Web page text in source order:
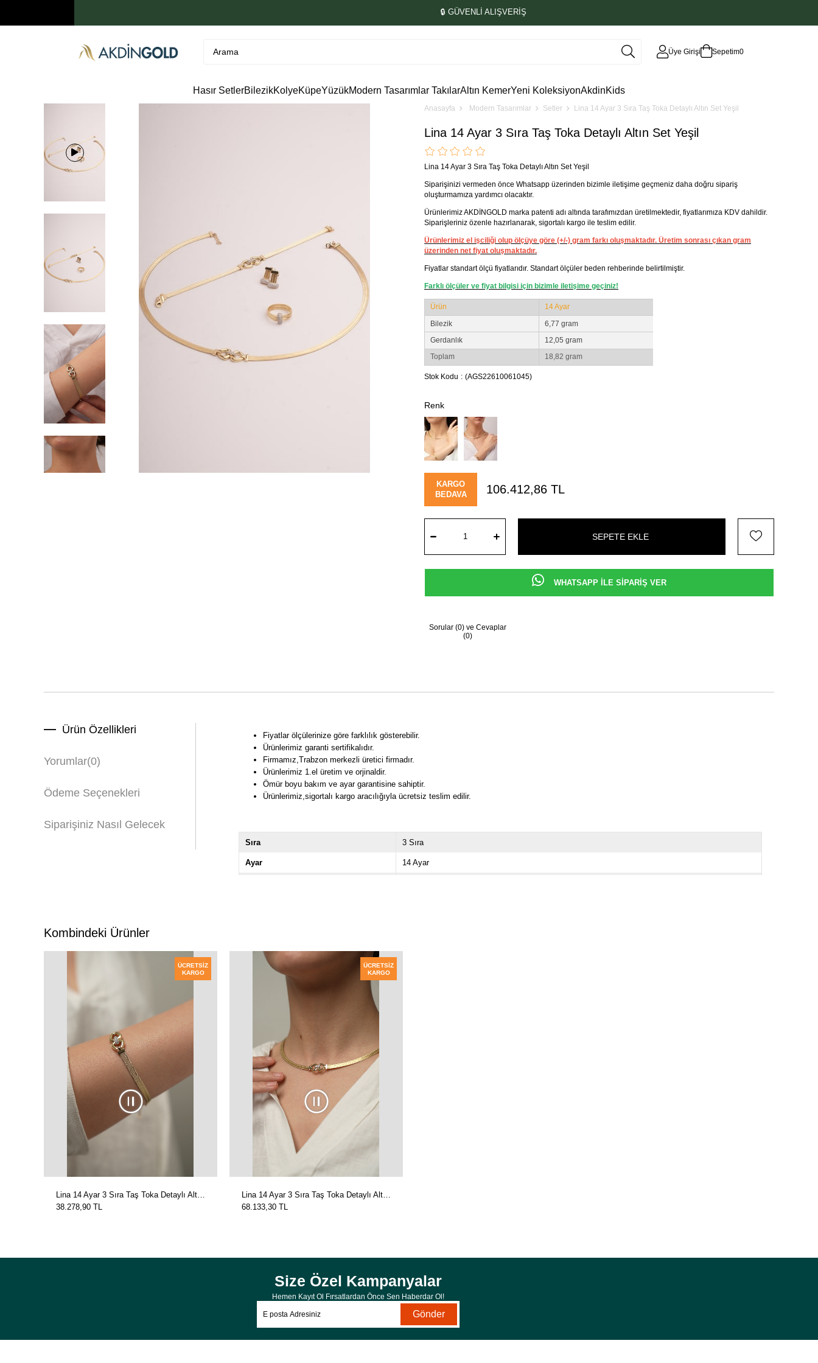
🔒 GÜVENLİ ALIŞVERİŞ
Üye Girişi Sepetim0
Hasır SetlerBilezikKolyeKüpeYüzükModern Tasarımlar TakılarAltın KemerYeni KoleksiyonAkdinKids
Anasayfa Modern Tasarımlar Setler Lina 14 Ayar 3 Sıra Taş Toka Detaylı Altın Set Yeşil
Lina 14 Ayar 3 Sıra Taş Toka Detaylı Altın Set Yeşil
Lina 14 Ayar 3 Sıra Taş Toka Detaylı Altın Set Yeşil
Siparişinizi vermeden önce Whatsapp üzerinden bizimle iletişime geçmeniz daha doğru sipariş
oluşturmamıza yardımcı olacaktır.
Ürünlerimiz AKDİNGOLD marka patenti adı altında tarafımızdan üretilmektedir, fiyatlarımıza KDV dahildir.
Siparişleriniz özenle hazırlanarak, sigortalı kargo ile teslim edilir.
Ürünlerimiz el işciliği olup ölçüye göre (+/-) gram farkı oluşmaktadır. Üretim sonrası çıkan gram
üzerinden net fiyat oluşmaktadır.
Fiyatlar standart ölçü fiyatlarıdır. Standart ölçüler beden rehberinde belirtilmiştir.
Farklı ölçüler ve fiyat bilgisi için bizimle iletişime geçiniz!
Ürün
14 Ayar
Bilezik
6,77 gram
Gerdanlık
12,05 gram
Toplam
18,82 gram
Stok Kodu (AGS22610061045)
KARGO
BEDAVA
106.412,86 TL
WHATSAPP İLE SİPARİŞ VER
Sorular (0) ve Cevaplar
(0)
Ürün Özellikleri
Yorumlar(0)
Ödeme Seçenekleri
Siparişiniz Nasıl Gelecek
Fiyatlar ölçülerinize göre farklılık gösterebilir.
Ürünlerimiz garanti sertifikalıdır.
Firmamız,Trabzon merkezli üretici firmadır.
Ürünlerimiz 1.el üretim ve orjinaldir.
Ömür boyu bakım ve ayar garantisine sahiptir.
Ürünlerimiz,sigortalı kargo aracılığıyla ücretsiz teslim edilir.
Sıra 3 Sıra
Ayar 14 Ayar
Kombindeki Ürünler
38.278,90 TL
ÜCRETSIZ
KARGO
68.133,30 TL
ÜCRETSIZ
KARGO
Size Özel Kampanyalar
Hemen Kayıt Ol Fırsatlardan Önce Sen Haberdar Ol!
Gönder